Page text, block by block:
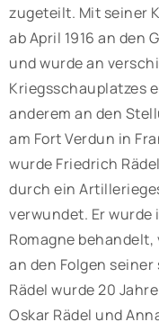
zugeteilt. Mit seiner
ab April 1916 an den
und wurde an
Kriegsschauplatzes
anderem an den
am Fort Verdun in
wurde Friedrich
durch ein
verwundet. Er wurde
Romagne behandelt,
an den Folgen
Rädel wurde 20
Oskar Rädel und